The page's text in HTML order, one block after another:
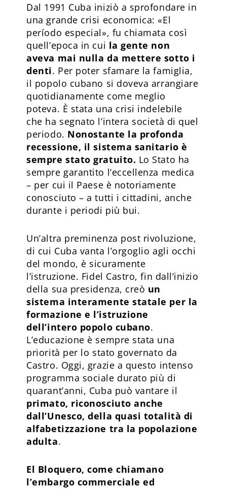
Dal 1991 Cuba iniziò a sprofondare in
una grande crisi economica: «El
período especial», fu chiamata così
quell’epoca in cui la gente non
aveva mai nulla da mettere sotto i
denti. Per poter sfamare la famiglia,
il popolo cubano si doveva arrangiare
quotidianamente come meglio
poteva. È stata una crisi indelebile
che ha segnato l’intera società di quel
periodo. Nonostante la profonda
recessione, il sistema sanitario è
sempre stato gratuito. Lo Stato ha
sempre garantito l’eccellenza medica
– per cui il Paese è notoriamente
conosciuto – a tutti i cittadini, anche
durante i periodi più bui.
Un’altra preminenza post rivoluzione,
di cui Cuba vanta l’orgoglio agli occhi
del mondo, è sicuramente
l’istruzione. Fidel Castro, fin dall’inizio
della sua presidenza, creò un
sistema interamente statale per la
formazione e l’istruzione
dell’intero popolo cubano.
L’educazione è sempre stata una
priorità per lo stato governato da
Castro. Oggi, grazie a questo intenso
programma sociale durato più di
quarant’anni, Cuba può vantare il
primato, riconosciuto anche
dall’Unesco, della quasi totalità di
alfabetizzazione tra la popolazione
adulta.
El Bloquero, come chiamano
l’embargo commerciale ed